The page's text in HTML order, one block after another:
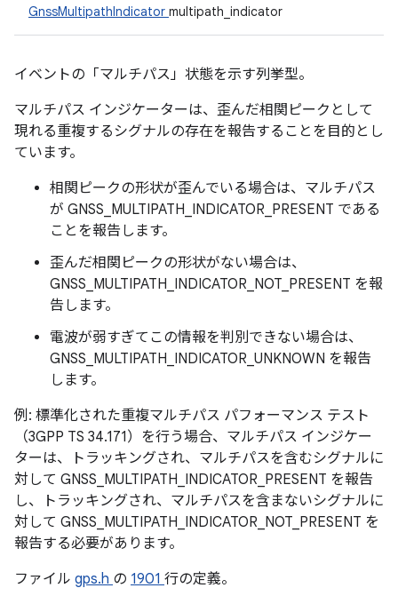
GnssMultipathIndicator multipath_indicator
イベントの「マルチパス」状態を示す列挙型。
マルチパス インジケーターは、歪んだ相関ピークとして
現れる重複するシグナルの存在を報告することを目的とし
ています。
相関ピークの形状が歪んでいる場合は、マルチパス
が GNSS_MULTIPATH_INDICATOR_PRESENT である
ことを報告します。
歪んだ相関ピークの形状がない場合は、
GNSS_MULTIPATH_INDICATOR_NOT_PRESENT を報
告します。
電波が弱すぎてこの情報を判別できない場合は、
GNSS_MULTIPATH_INDICATOR_UNKNOWN を報告
します。
例: 標準化された重複マルチパス パフォーマンス テスト
（3GPP TS 34.171）を行う場合、マルチパス インジケー
ターは、トラッキングされ、マルチパスを含むシグナルに
対して GNSS_MULTIPATH_INDICATOR_PRESENT を報告
し、トラッキングされ、マルチパスを含まないシグナルに
対して GNSS_MULTIPATH_INDICATOR_NOT_PRESENT を
報告する必要があります。
ファイル gps.h の 1901 行の定義。